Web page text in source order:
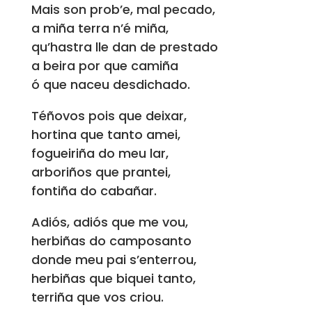
Mais son prob’e, mal pecado,
a miña terra n’é miña,
qu’hastra lle dan de prestado
a beira por que camiña
ó que naceu desdichado.
Téñovos pois que deixar,
hortina que tanto amei,
fogueiriña do meu lar,
arboriños que prantei,
fontiña do cabañar.
Adiós, adiós que me vou,
herbiñas do camposanto
donde meu pai s’enterrou,
herbiñas que biquei tanto,
terriña que vos criou.